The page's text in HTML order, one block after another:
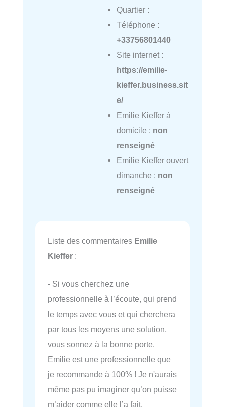
Quartier :
Téléphone :
+33756801440
Site internet :
https://emilie-
kieffer.business.sit
e/
Emilie Kieffer à
domicile : non
renseigné
Emilie Kieffer ouvert
dimanche : non
renseigné
Liste des commentaires Emilie
Kieffer :
- Si vous cherchez une
professionnelle à l’écoute, qui prend
le temps avec vous et qui cherchera
par tous les moyens une solution,
vous sonnez à la bonne porte.
Emilie est une professionnelle que
je recommande à 100% ! Je n'aurais
même pas pu imaginer qu’on puisse
m’aider comme elle l’a fait.